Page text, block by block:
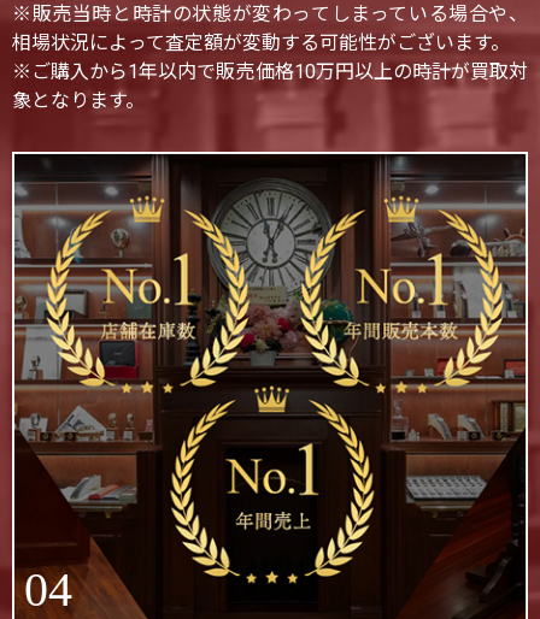
※販売当時と時計の状態が変わってしまっている場合や、
相場状況によって査定額が変動する可能性がございます。
※ご購入から1年以内で販売価格10万円以上の時計が買取対
象となります。
04